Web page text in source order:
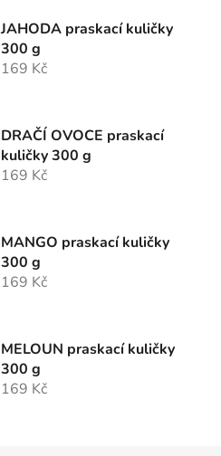
JAHODA praskací kuličky
300 g
169 Kč
DRAČÍ OVOCE praskací
kuličky 300 g
169 Kč
MANGO praskací kuličky
300 g
169 Kč
MELOUN praskací kuličky
300 g
169 Kč